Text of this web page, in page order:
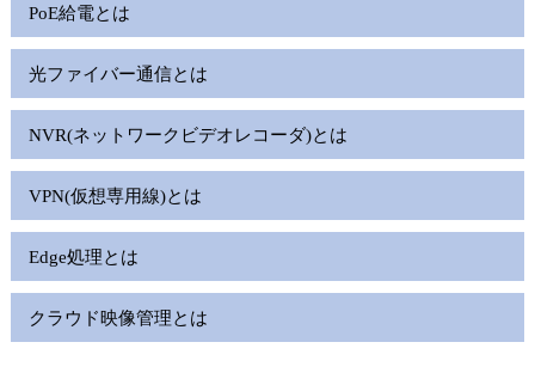
PoE給電とは
光ファイバー通信とは
NVR(ネットワークビデオレコーダ)とは
VPN(仮想専用線)とは
Edge処理とは
クラウド映像管理とは